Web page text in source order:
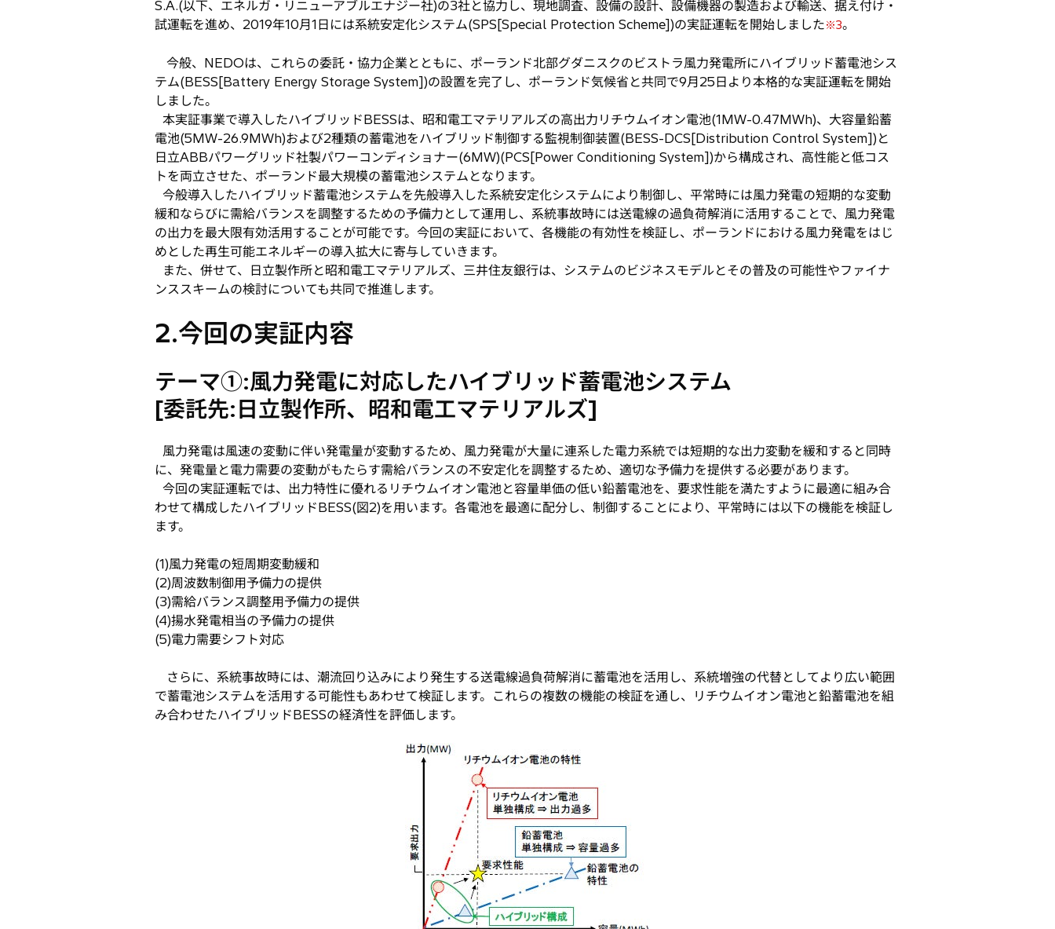
S.A.(以下、エネルガ・リニューアブルエナジー社)の3社と協力し、現地調査、設備の設計、設備機器の製造および輸送、据え付け・
試運転を進め、2019年10月1日には系統安定化システム(SPS[Special Protection Scheme])の実証運転を開始しました※3。
今般、NEDOは、これらの委託・協力企業とともに、ポーランド北部グダニスクのビストラ風力発電所にハイブリッド蓄電池シス
テム(BESS[Battery Energy Storage System])の設置を完了し、ポーランド気候省と共同で9月25日より本格的な実証運転を開始
しました。
本実証事業で導入したハイブリッドBESSは、昭和電工マテリアルズの高出力リチウムイオン電池(1MW-0.47MWh)、大容量鉛蓄
電池(5MW-26.9MWh)および2種類の蓄電池をハイブリッド制御する監視制御装置(BESS-DCS[Distribution Control System])と
日立ABBパワーグリッド社製パワーコンディショナー(6MW)(PCS[Power Conditioning System])から構成され、高性能と低コス
トを両立させた、ポーランド最大規模の蓄電池システムとなります。
今般導入したハイブリッド蓄電池システムを先般導入した系統安定化システムにより制御し、平常時には風力発電の短期的な変動
緩和ならびに需給バランスを調整するための予備力として運用し、系統事故時には送電線の過負荷解消に活用することで、風力発電
の出力を最大限有効活用することが可能です。今回の実証において、各機能の有効性を検証し、ポーランドにおける風力発電をはじ
めとした再生可能エネルギーの導入拡大に寄与していきます。
また、併せて、日立製作所と昭和電工マテリアルズ、三井住友銀行は、システムのビジネスモデルとその普及の可能性やファイナ
ンススキームの検討についても共同で推進します。
2.今回の実証内容
テーマ①:風力発電に対応したハイブリッド蓄電池システム
[委託先:日立製作所、昭和電工マテリアルズ]
風力発電は風速の変動に伴い発電量が変動するため、風力発電が大量に連系した電力系統では短期的な出力変動を緩和すると同時
に、発電量と電力需要の変動がもたらす需給バランスの不安定化を調整するため、適切な予備力を提供する必要があります。
今回の実証運転では、出力特性に優れるリチウムイオン電池と容量単価の低い鉛蓄電池を、要求性能を満たすように最適に組み合
わせて構成したハイブリッドBESS(図2)を用います。各電池を最適に配分し、制御することにより、平常時には以下の機能を検証し
ます。
(1)風力発電の短周期変動緩和
(2)周波数制御用予備力の提供
(3)需給バランス調整用予備力の提供
(4)揚水発電相当の予備力の提供
(5)電力需要シフト対応
さらに、系統事故時には、潮流回り込みにより発生する送電線過負荷解消に蓄電池を活用し、系統増強の代替としてより広い範囲
で蓄電池システムを活用する可能性もあわせて検証します。これらの複数の機能の検証を通し、リチウムイオン電池と鉛蓄電池を組
み合わせたハイブリッドBESSの経済性を評価します。